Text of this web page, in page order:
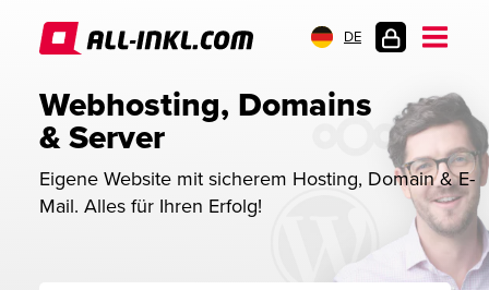
DE
Webhosting, Domains
& Server
Eigene Website mit sicherem Hosting, Domain & E-
Mail. Alles für Ihren Erfolg!